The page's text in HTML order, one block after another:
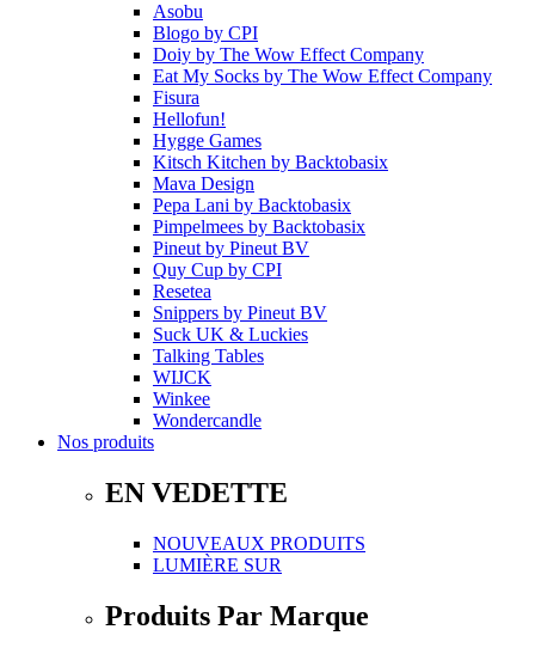
Asobu
Blogo by CPI
Doiy by The Wow Effect Company
Eat My Socks by The Wow Effect Company
Fisura
Hellofun!
Hygge Games
Kitsch Kitchen by Backtobasix
Mava Design
Pepa Lani by Backtobasix
Pimpelmees by Backtobasix
Pineut by Pineut BV
Quy Cup by CPI
Resetea
Snippers by Pineut BV
Suck UK & Luckies
Talking Tables
WIJCK
Winkee
Wondercandle
Nos produits
EN VEDETTE
NOUVEAUX PRODUITS
LUMIÈRE SUR
Produits Par Marque